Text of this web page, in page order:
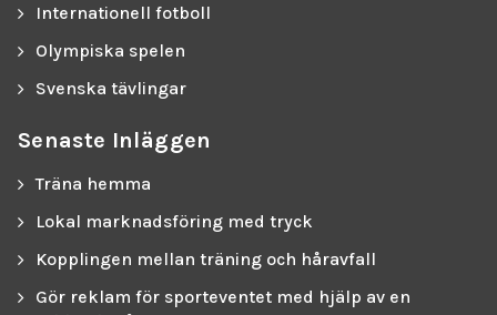
Internationell fotboll
Olympiska spelen
Svenska tävlingar
Senaste Inläggen
Träna hemma
Lokal marknadsföring med tryck
Kopplingen mellan träning och håravfall
Gör reklam för sporteventet med hjälp av en